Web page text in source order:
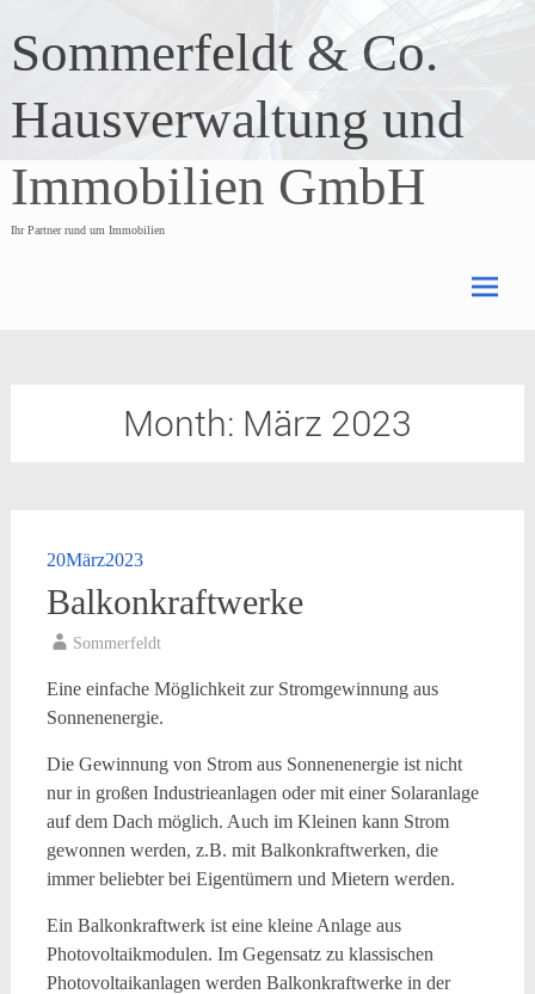
content
Sommerfeldt & Co.
Hausverwaltung und
Immobilien GmbH
Ihr Partner rund um Immobilien
Month: März 2023
20März2023
Balkonkraftwerke
Sommerfeldt
Eine einfache Möglichkeit zur Stromgewinnung aus
Sonnenenergie.
Die Gewinnung von Strom aus Sonnenenergie ist nicht
nur in großen Industrieanlagen oder mit einer Solaranlage
auf dem Dach möglich. Auch im Kleinen kann Strom
gewonnen werden, z.B. mit Balkonkraftwerken, die
immer beliebter bei Eigentümern und Mietern werden.
Ein Balkonkraftwerk ist eine kleine Anlage aus
Photovoltaikmodulen. Im Gegensatz zu klassischen
Photovoltaikanlagen werden Balkonkraftwerke in der